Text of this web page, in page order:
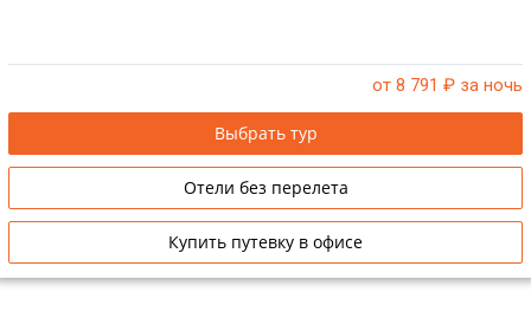
от 8 791 ₽ за ночь
Выбрать тур
Отели без перелета
Купить путевку в офисе